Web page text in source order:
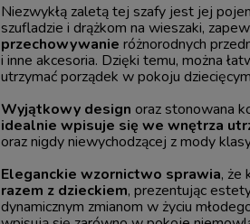
Niezwykłą zaletą tej szafy jest jej
szufladzie i drążkom na wieszaki,
przechowywanie różnorodnych
i inne akcesoria. Dzięki temu, można
utrzymać porządek w pokoju
Wyjątkowy design oraz stonowana
idealnie wpisuje się we wnętrza
oraz nigdy niewychodzącej z mody
Eleganckie wzornictwo sprawia, że
razem z dzieckiem, prezentując
dynamicznym zmianom w życiu